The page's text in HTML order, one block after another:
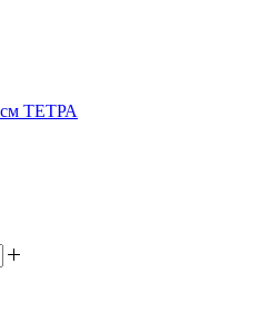
ТЕТРА